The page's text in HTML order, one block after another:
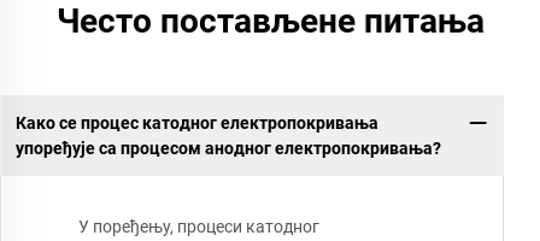
Често постављене питања
Како се процес катодног електропокривања
упоређује са процесом анодног електропокривања?
У поређењу, процеси катодног